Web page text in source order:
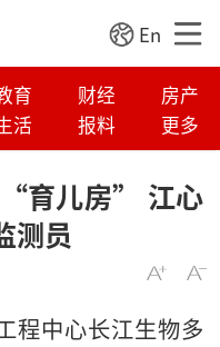
En
育 财经
房产
活 报料 更多
育儿房” 江心
测员
程中心长江生物多